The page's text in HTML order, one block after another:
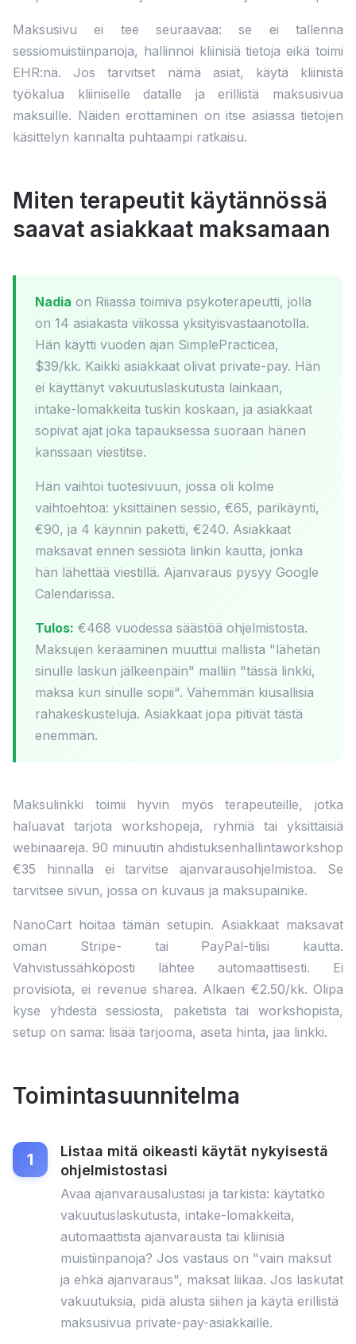
Maksusivu ei tee seuraavaa: se ei tallenna
sessiomuistiinpanoja, hallinnoi kliinisiä tietoja eikä toimi
EHR:nä. Jos tarvitset nämä asiat, käytä kliinistä
työkalua kliiniselle datalle ja erillistä maksusivua
maksuille. Näiden erottaminen on itse asiassa tietojen
käsittelyn kannalta puhtaampi ratkaisu.
Miten terapeutit käytännössä
saavat asiakkaat maksamaan
Nadia on Riiassa toimiva psykoterapeutti, jolla
on 14 asiakasta viikossa yksityisvastaanotolla.
Hän käytti vuoden ajan SimplePracticea,
$39/kk. Kaikki asiakkaat olivat private-pay. Hän
ei käyttänyt vakuutuslaskutusta lainkaan,
intake-lomakkeita tuskin koskaan, ja asiakkaat
sopivat ajat joka tapauksessa suoraan hänen
kanssaan viestitse.
Hän vaihtoi tuotesivuun, jossa oli kolme
vaihtoehtoa: yksittäinen sessio, €65, parikäynti,
€90, ja 4 käynnin paketti, €240. Asiakkaat
maksavat ennen sessiota linkin kautta, jonka
hän lähettää viestillä. Ajanvaraus pysyy Google
Calendarissa.
Tulos: €468 vuodessa säästöä ohjelmistosta.
Maksujen kerääminen muuttui mallista "lähetän
sinulle laskun jälkeenpäin" malliin "tässä linkki,
maksa kun sinulle sopii". Vähemmän kiusallisia
rahakeskusteluja. Asiakkaat jopa pitivät tästä
enemmän.
Maksulinkki toimii hyvin myös terapeuteille, jotka
haluavat tarjota workshopeja, ryhmiä tai yksittäisiä
webinaareja. 90 minuutin ahdistuksenhallintaworkshop
€35 hinnalla ei tarvitse ajanvarausohjelmistoa. Se
tarvitsee sivun, jossa on kuvaus ja maksupainike.
NanoCart hoitaa tämän setupin. Asiakkaat maksavat
oman Stripe- tai PayPal-tilisi kautta.
Vahvistussähköposti lähtee automaattisesti. Ei
provisiota, ei revenue sharea. Alkaen €2.50/kk. Olipa
kyse yhdestä sessiosta, paketista tai workshopista,
setup on sama: lisää tarjooma, aseta hinta, jaa linkki.
Toimintasuunnitelma
Listaa mitä oikeasti käytät nykyisestä
ohjelmistostasi
Avaa ajanvarausalustasi ja tarkista: käytätkö
vakuutuslaskutusta, intake-lomakkeita,
automaattista ajanvarausta tai kliinisiä
muistiinpanoja? Jos vastaus on "vain maksut
ja ehkä ajanvaraus", maksat liikaa. Jos laskutat
vakuutuksia, pidä alusta siihen ja käytä erillistä
maksusivua private-pay-asiakkaille.